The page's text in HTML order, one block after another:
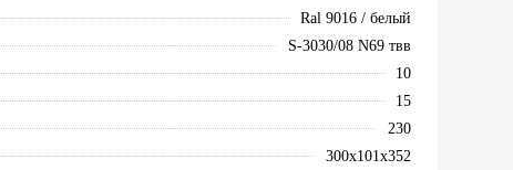
Ral 9016 / белый
S-3030/08 N69 твв
10
15
230
300х101х352